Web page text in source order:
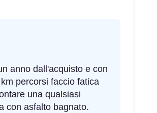
anno dall'acquisto e con
percorsi faccio fatica
una qualsiasi
con asfalto bagnato.